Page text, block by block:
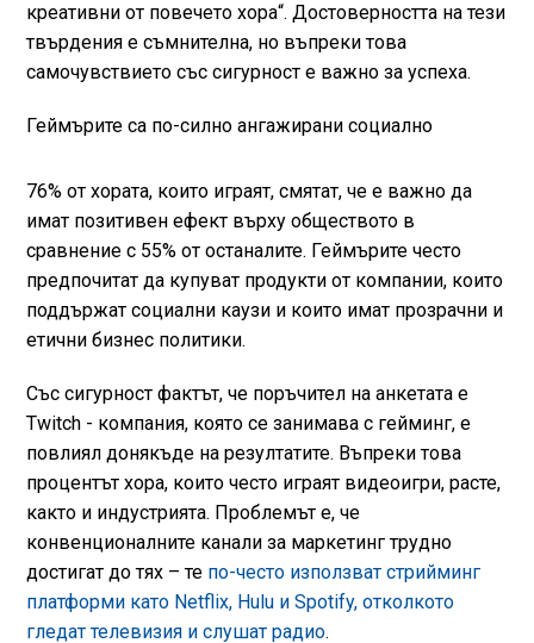
креативни от повечето хора“. Достоверността на тези
твърдения е съмнителна, но въпреки това
самочувствието със сигурност е важно за успеха.
Геймърите са по-силно ангажирани социално
76% от хората, които играят, смятат, че е важно да
имат позитивен ефект върху обществото в
сравнение с 55% от останалите. Геймърите често
предпочитат да купуват продукти от компании, които
поддържат социални каузи и които имат прозрачни и
етични бизнес политики.
Със сигурност фактът, че поръчител на анкетата е
Twitch - компания, която се занимава с гейминг, е
повлиял донякъде на резултатите. Въпреки това
процентът хора, които често играят видеоигри, расте,
както и индустрията. Проблемът е, че
конвенционалните канали за маркетинг трудно
достигат до тях – те по-често използват стрийминг
платформи като Netflix, Hulu и Spotify, отколкото
гледат телевизия и слушат радио.